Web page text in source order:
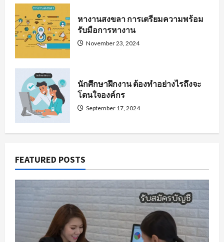
หางานสงขลา การเตรียมความพร้อม
รับมือการหางาน
November 23, 2024
นักศึกษาฝึกงาน ต้องทำอย่างไรถึงจะ
โดนใจองค์กร
September 17, 2024
FEATURED POSTS